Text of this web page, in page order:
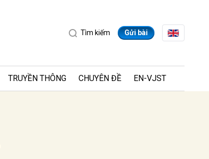
Tìm kiếm Gửi bài
TRUYỀN THÔNG CHUYÊN ĐỀ EN-VJST